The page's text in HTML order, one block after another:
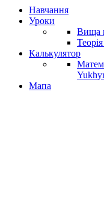
Навчання
Уроки
Вища
Калькулятор
Мапа